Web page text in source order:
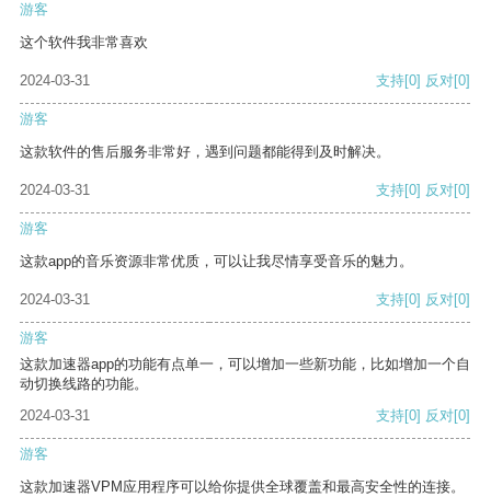
游客
这个软件我非常喜欢
2024-03-31 支持[0] 反对[0]
游客
这款软件的售后服务非常好，遇到问题都能得到及时解决。
2024-03-31 支持[0] 反对[0]
游客
这款app的音乐资源非常优质，可以让我尽情享受音乐的魅力。
2024-03-31 支持[0] 反对[0]
游客
这款加速器app的功能有点单一，可以增加一些新功能，比如增加一个自
动切换线路的功能。
2024-03-31
支持[0] 反对[0]
游客
这款加速器VPM应用程序可以给你提供全球覆盖和最高安全性的连接。